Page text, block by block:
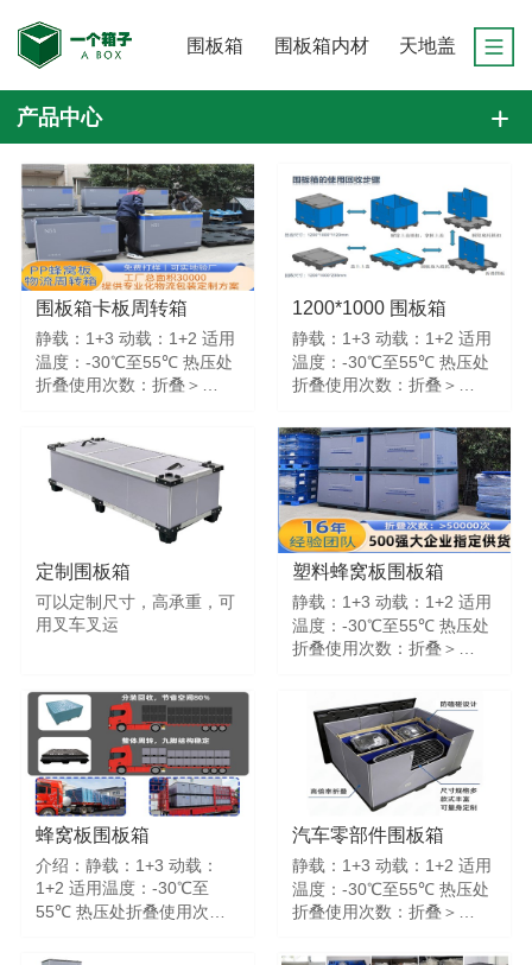
围板箱 围板箱内材 天地盖
产品中心
围板箱卡板周转箱
静载：1+3 动载：1+2 适用
温度：-30℃至55℃ 热压处
折叠使用次数：折叠＞
1200*1000 围板箱
静载：1+3 动载：1+2 适用
温度：-30℃至55℃ 热压处
折叠使用次数：折叠＞
定制围板箱
可以定制尺寸，高承重，可
用叉车叉运
塑料蜂窝板围板箱
静载：1+3 动载：1+2 适用
温度：-30℃至55℃ 热压处
折叠使用次数：折叠＞
蜂窝板围板箱
介绍：静载：1+3 动载：
1+2 适用温度：-30℃至
55℃ 热压处折叠使用次
汽车零部件围板箱
静载：1+3 动载：1+2 适用
温度：-30℃至55℃ 热压处
折叠使用次数：折叠＞